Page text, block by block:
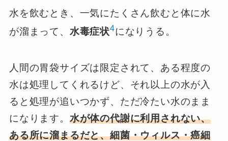
水を飲むとき、一気にたくさん飲むと体に水
が溜まって、 水毒症状4になりうる。
人間の胃袋サイズは限定されて、ある程度の
水は処理してくれるけど、それ以上の水が入
ると処理が追いつかず、ただ冷たい水のまま
になります。 水が体の代謝に利用されない、
ある所に溜まるだと、細菌・ウィルス・癌細